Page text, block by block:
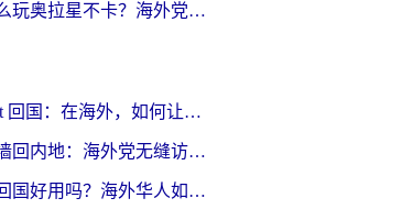
日本怎么玩奥拉星不卡？海外党国服游戏加速器选择全攻略
Openwrt 回国：在海外，如何让家的网络触手可及
香港翻墙回内地：海外党无缝访问国内资源的加速器选择全攻略
迅游和回国好用吗？海外华人如何选择靠谱的回国加速器